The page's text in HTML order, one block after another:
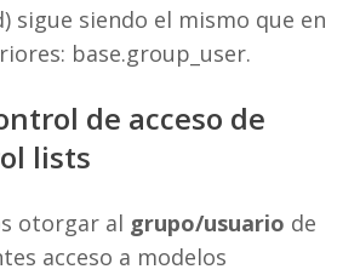
sigue siendo el mismo que en
base.group_user.
de acceso de
lists
otorgar al grupo/usuario de
acceso a modelos